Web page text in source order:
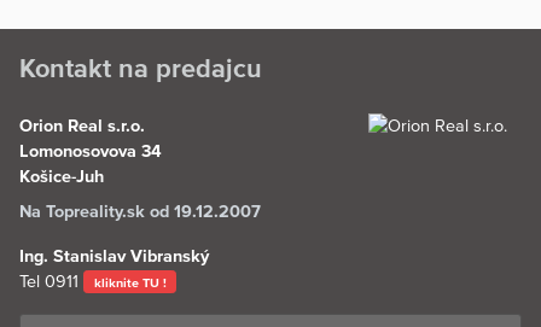
Kontakt na predajcu
Orion Real s.r.o.
Lomonosovova 34
Košice-Juh
Na Topreality.sk od 19.12.2007
Ing. Stanislav Vibranský
Tel 0911 kliknite TU !